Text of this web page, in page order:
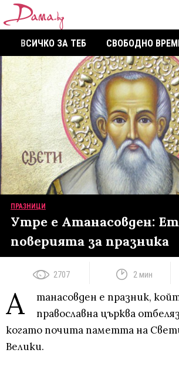
ВСИЧКО ЗА ТЕБ СВОБОДНО
ПРАЗНИЦИ
Утре е Атанасовден:
поверията за празника
2707 2 мин
А
танасовден е празник,
православна църква
когато почита паметта на
Велики.